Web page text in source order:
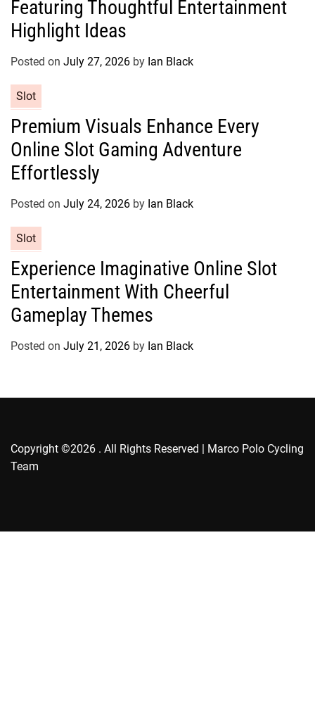
e
g
o
r
s
Featuring Thoughtful Entertainment
Highlight Ideas
Posted on July 27, 2026 by Ian Black
a
e
g
o
r
s
Slot
Premium Visuals Enhance Every
Online Slot Gaming Adventure
Effortlessly
Posted on July 24, 2026 by Ian Black
a
e
g
o
r
Slot
Experience Imaginative Online Slot
Entertainment With Cheerful
Gameplay Themes
Posted on July 21, 2026 by Ian Black
Copyright ©2026 . All Rights Reserved | Marco Polo Cycling
Team